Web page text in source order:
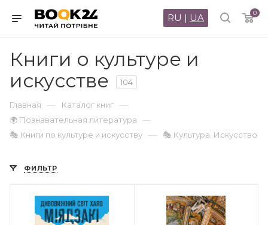
0
RU | UA
Книги о культуре и
искусстве
104
Главная — Каталог книг —
🌍 Познавательная литература —
🎭 Книги по культуре и искусству — 🎭 Культура. Искусство
ФИЛЬТР